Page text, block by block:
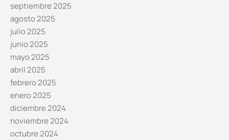
septiembre 2025
agosto 2025
julio 2025
junio 2025
mayo 2025
abril 2025
febrero 2025
enero 2025
diciembre 2024
noviembre 2024
octubre 2024